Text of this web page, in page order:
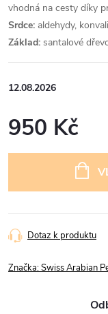
vhodná na cesty díky
Srdce: aldehydy,
Základ: santalové
12.08.2026
950 Kč
Dotaz k produktu
Značka:Swiss Arabian